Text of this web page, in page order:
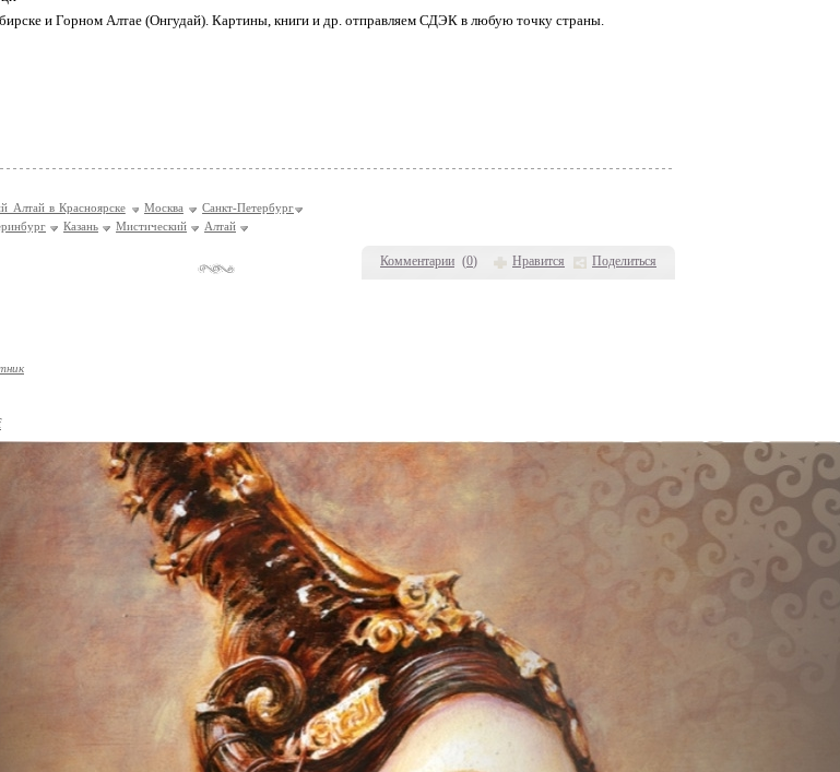
Комментарии (0) Нравится Поделиться
и Горном Алтае (Онгудай). Картины, книги и др. отправляем СДЭК в любую точку страны.
Алтай в Красноярске Москва
Санкт-Петербург
Казань Мистический Алтай